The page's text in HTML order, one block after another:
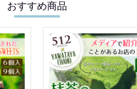
おすすめ商品